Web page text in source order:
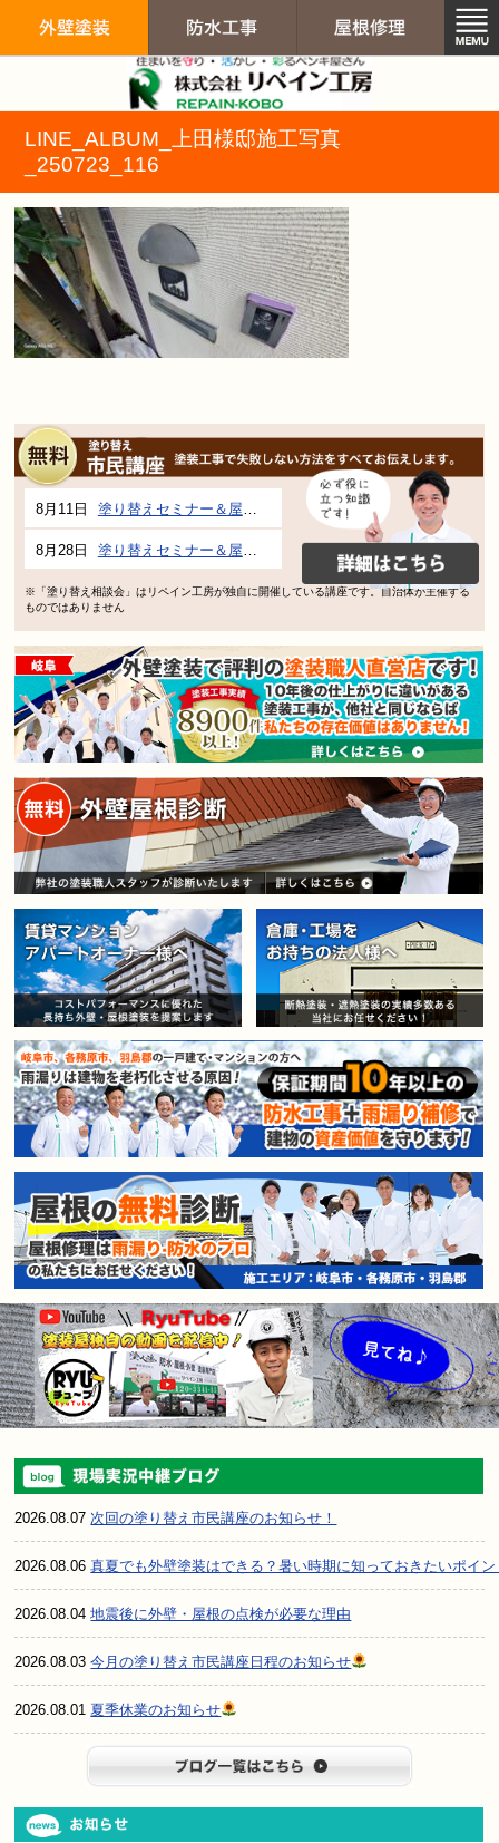
外壁塗装
LINE_ALBUM_上田様邸施工写真
_250723_116
8月11日 塗り替えセミナー＆屋根、外壁の塗り替え市民講座 inぎふメディアコスモス
8月28日 塗り替えセミナー＆屋根、外壁の塗り替え市民講座 inぎふメディアコスモス
※「塗り替え相談会」はリペイン工房が独自に開催している講座です。自治体が主催する
ものではありません
賃貸マンション・アパートオー
2026.08.07次回の塗り替え市民講座のお知らせ！
2026.08.06真夏でも外壁塗装はできる？暑い時期に知っておきたいポイン
2026.08.04地震後に外壁・屋根の点検が必要な理由
2026.08.03今月の塗り替え市民講座日程のお知らせ
2026.08.01 夏季休業のお知らせ